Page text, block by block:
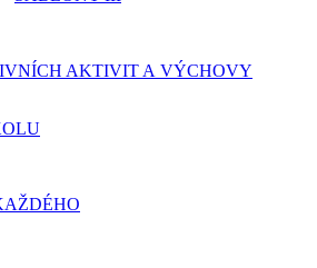
AKTIVIT A VÝCHOVY